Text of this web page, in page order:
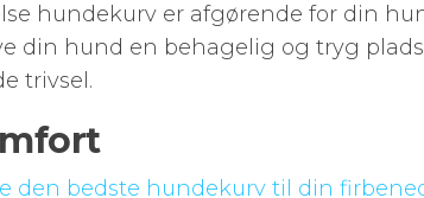
hundekurv er afgørende for din
din hund en behagelig og tryg
trivsel.
den bedste hundekurv til din